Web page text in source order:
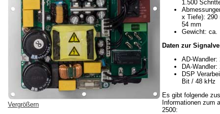
Vergrößern
1.500
x Tiefe): 290
54 mm
Gewicht: ca.
Daten zur
AD-Wandler:
DA-Wandler:
DSP
Bit / 48 kHz
Es gibt folgende
Informationen zum
2500: